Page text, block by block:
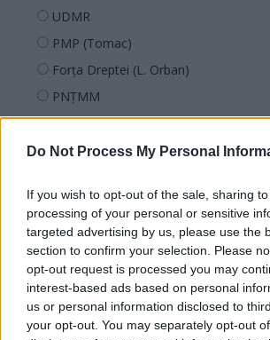
Do Not Process My Personal
If you wish to opt-out of the sale, sharing
processing of your personal or sensitive
targeted advertising by us, please use the
section to confirm your selection. Please
opt-out request is processed you may
interest-based ads based on personal
us or personal information disclosed to
your opt-out. You may separately opt-out
UDMR
PMP (Tomac)
Forța Dreptei (L. Orban)
PNȚMM
REPER
SENS
POT (Gavrilă)
PACE (Peia)
Acțiunea Conservatoare (Târziu)
PDF (Lazarus)
PUSL (D. Voiculescu)
PNȚCD (Pavelescu)